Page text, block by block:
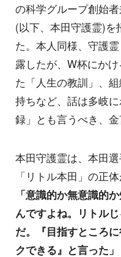
の科学グループ創始
(以下、本田守護霊)
た。本人同様、守護
露したが、W杯にか
た「人生の教訓」、
持ちなど、話は多岐
録」とも言うべき、金
本田守護霊は、本田
「リトル本田」の正
「意識的か無意識的
んですよね。リトル
だ。『目指すところ
クできる』と言った」